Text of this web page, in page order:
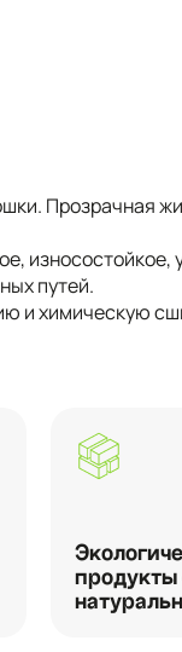
Прозрачная
износостойкое,
путей.
и химическую